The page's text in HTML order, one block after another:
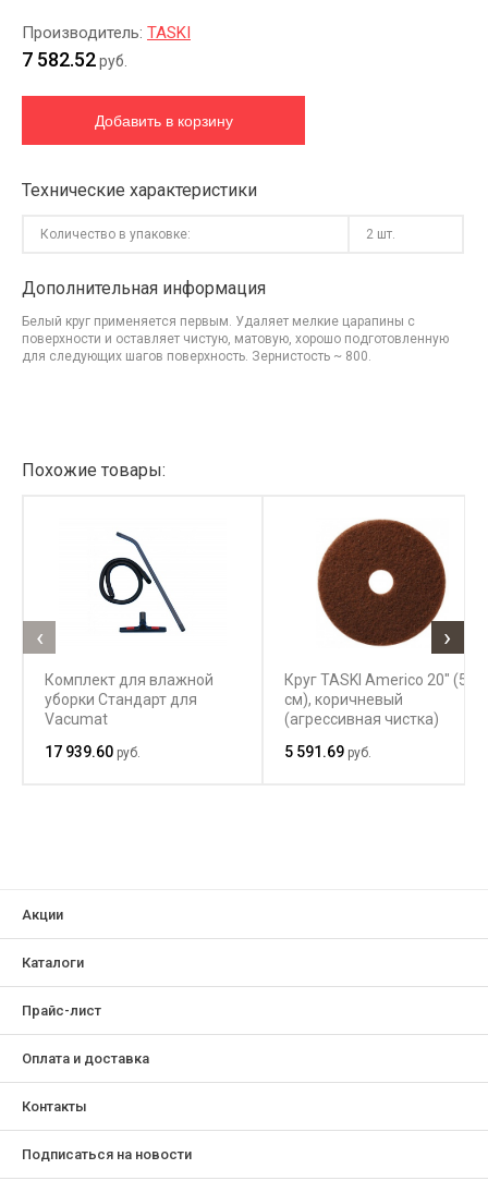
Производитель: TASKI
7 582.52руб.
Технические характеристики
Количество в упаковке: 2 шт.
Дополнительная информация
Белый круг применяется первым. Удаляет мелкие царапины с
поверхности и оставляет чистую, матовую, хорошо подготовленную
для следующих шагов поверхность. Зернистость ~ 800.
Похожие товары:
Комплект для влажной
уборки Стандарт для
Vacumat
17 939.60 руб.
Круг TASKI Americo 20" (51
см), коричневый
(агрессивная чистка)
5 591.69 руб.
‹ ›
Акции
Каталоги
Прайс-лист
Оплата и доставка
Контакты
Подписаться на новости